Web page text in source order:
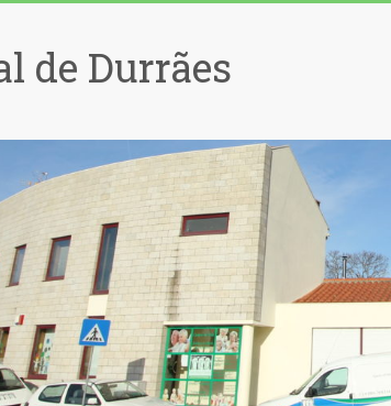
de Durrães